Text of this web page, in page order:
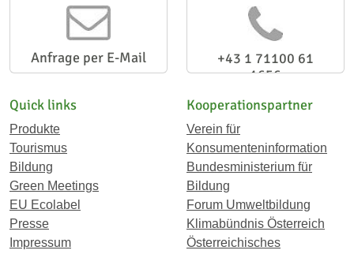
Anfrage per E-Mail
+43 1 71100 61
1656
Quick links
Produkte
Tourismus
Bildung
Green Meetings
EU Ecolabel
Presse
Impressum
Kooperationspartner
Verein für
Konsumenteninformation
Bundesministerium für
Bildung
Forum Umweltbildung
Klimabündnis Österreich
Österreichisches